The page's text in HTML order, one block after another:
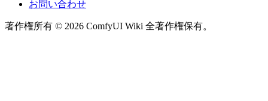
お問い合わせ
著作権所有 © 2026 ComfyUI Wiki 全著作権保有。